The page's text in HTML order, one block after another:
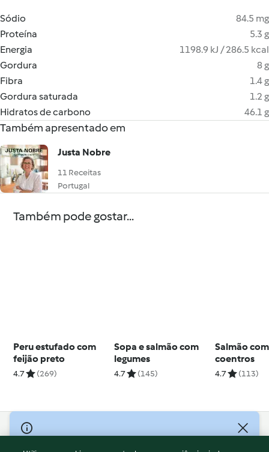
Sódio
84.5 mg
Proteína
5.3 g
Energia
1198.9 kJ / 286.5 kcal
Gordura
8 g
Fibra
1.4 g
Gordura saturada
1.2 g
Hidratos de carbono
46.1 g
Também apresentado em
Justa Nobre
11 Receitas
Portugal
Também pode gostar...
Peru estufado com
feijão preto
4.7 (269)
Sopa e salmão com
legumes
4.7 (145)
Salmão
coentros
4.7 (113)
© Copyright 2026